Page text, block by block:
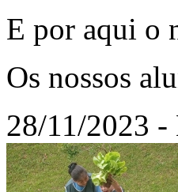
E por aqui o
Os nossos
28/11/2023 -